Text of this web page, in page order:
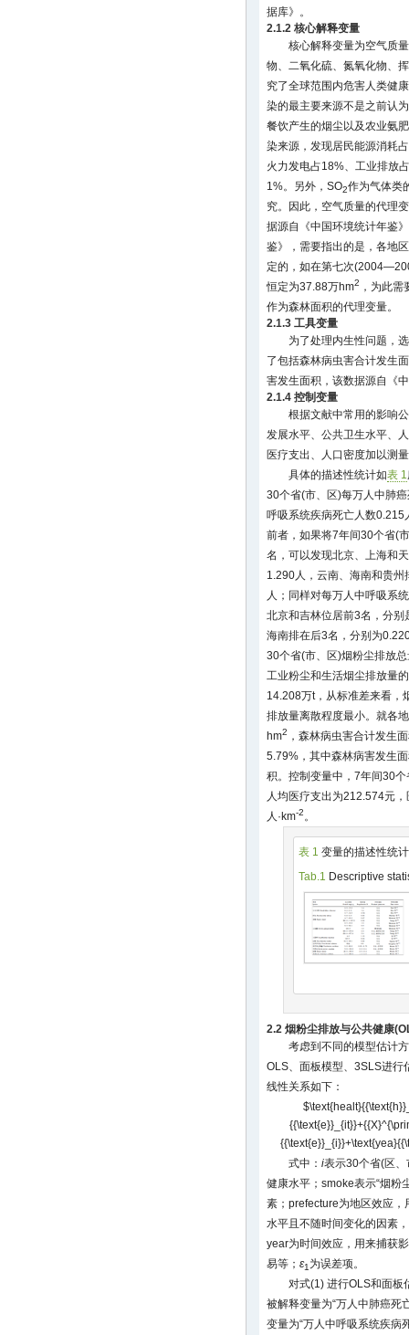
据库》。
2.1.2 核心解释变量
核心解释变量为空气质
物、二氧化硫、氮氧化物、
究了全球范围内危害人类健
染的最主要来源不是之前认
餐饮产生的烟尘以及农业氨
染来源，发现居民能源消耗
火力发电占18%、工业排放
1%。另外，SO2作为气体类
究。因此，空气质量的代理
据源自《中国环境统计年鉴
鉴》，需要指出的是，各地
定的，如在第七次
恒定为37.88万hm2 ，为此
作为森林面积的代理变量。
2.1.3 工具变量
为了处理内生性问题，
了包括森林病虫害合计发生
害发生面积，该数据源自《
2.1.4 控制变量
根据文献中常用的影响
发展水平、公共卫生水平、
医疗支出、人口密度加以测
具体的描述性统计如表 1
30个省(市、区)每万人中肺
呼吸系统疾病死亡人数0.215
前者，如果将7年间30个省(
名，可以发现北京、上海和
1.290人，云南、海南和贵
人；同样对每万人中呼吸系
北京和吉林位居前3名，分
海南排在后3名，分别为
30个省(市、区)烟粉尘排放
工业粉尘和生活烟尘排放量
14.208万t，从标准差来看，
排放量离散程度最小。就各
hm2 ，森林病虫害合计发生
5.79%，其中森林病害发生
积。控制变量中，7年间30
人均医疗支出为212.574元
人·km-2。
表 1 变量的描述性统计
Tab.1 Descriptive
2.2 烟粉尘排放与公共健康
考虑到不同的模型估计
OLS、面板模型、3SLS进行
线性关系如下：
式中： i表示30个省(区、
健康水平；smoke表示“烟粉
素；prefecture为地区效应，
水平且不随时间变化的因素
year为时间效应，用来捕获
易等； ε1为误差项。
对式(1) 进行OLS和面板
被解释变量为“万人中肺癌死
变量为“万人中呼吸系统疾病